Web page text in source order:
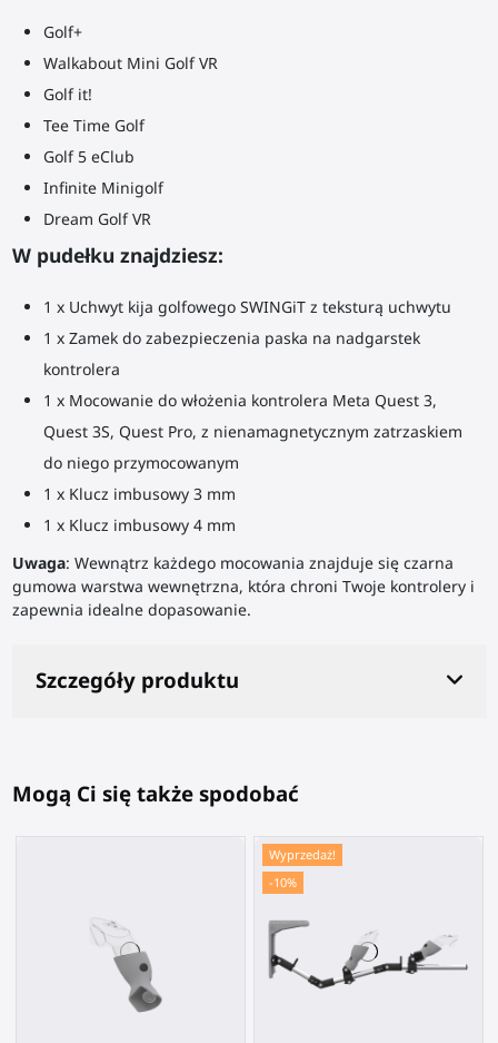
Golf+
Walkabout Mini Golf VR
Golf it!
Tee Time Golf
Golf 5 eClub
Infinite Minigolf
Dream Golf VR
W pudełku znajdziesz:
1 x Uchwyt kija golfowego SWINGiT z teksturą uchwytu
1 x Zamek do zabezpieczenia paska na nadgarstek
kontrolera
1 x Mocowanie do włożenia kontrolera Meta Quest 3,
Quest 3S, Quest Pro, z nienamagnetycznym zatrzaskiem
do niego przymocowanym
1 x Klucz imbusowy 3 mm
1 x Klucz imbusowy 4 mm
Uwaga: Wewnątrz każdego mocowania znajduje się czarna
gumowa warstwa wewnętrzna, która chroni Twoje kontrolery i
zapewnia idealne dopasowanie.
Szczegóły produktu
Mogą Ci się także spodobać
Wyprzedaż!
-10%